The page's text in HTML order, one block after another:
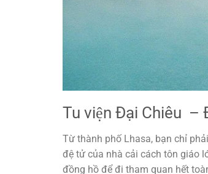
Tu viện Đại Chiêu –
Từ thành phố Lhasa, bạn chỉ
đệ tử của nhà cải cách tôn giáo
đồng hồ để đi tham quan hết